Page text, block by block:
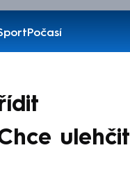
Počasí
ulehčit